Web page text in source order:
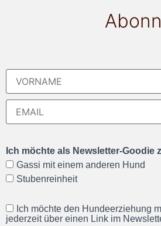
Ich möchte als Newsletter-Goodie
Gassi mit einem anderen Hund
Stubenreinheit
Ich möchte den Hundeerziehung
jederzeit über einen Link im